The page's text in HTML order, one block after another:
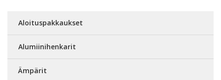
Aloituspakkaukset
Alumiinihenkarit
Ämpärit